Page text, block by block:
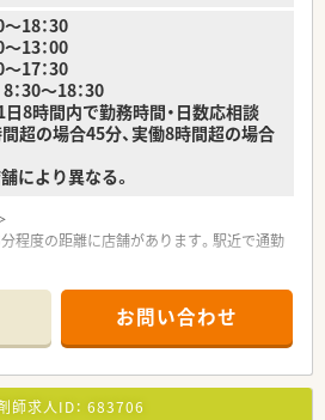
18：30
：00
：30
30〜18：30
8時間内で勤務時間・日数応相談
超の場合45分、実働8時間超の場合
により異なる。
程度の距離に店舗があります。駅近で通勤
や小児科、皮膚科、糖尿病内科など幅広い
す。
～130枚/日です。
お問い合わせ
師求人ID： 683706